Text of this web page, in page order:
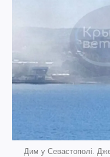
Дим у Севастополі.